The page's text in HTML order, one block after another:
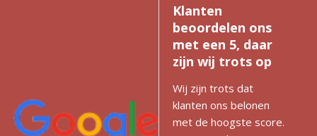
Klanten
beoordelen ons
met een 5, daar
zijn wij trots op
Wij zijn trots dat
klanten ons belonen
met de hoogste score.